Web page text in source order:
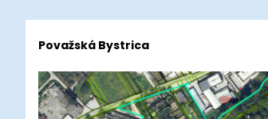
Považská Bystrica